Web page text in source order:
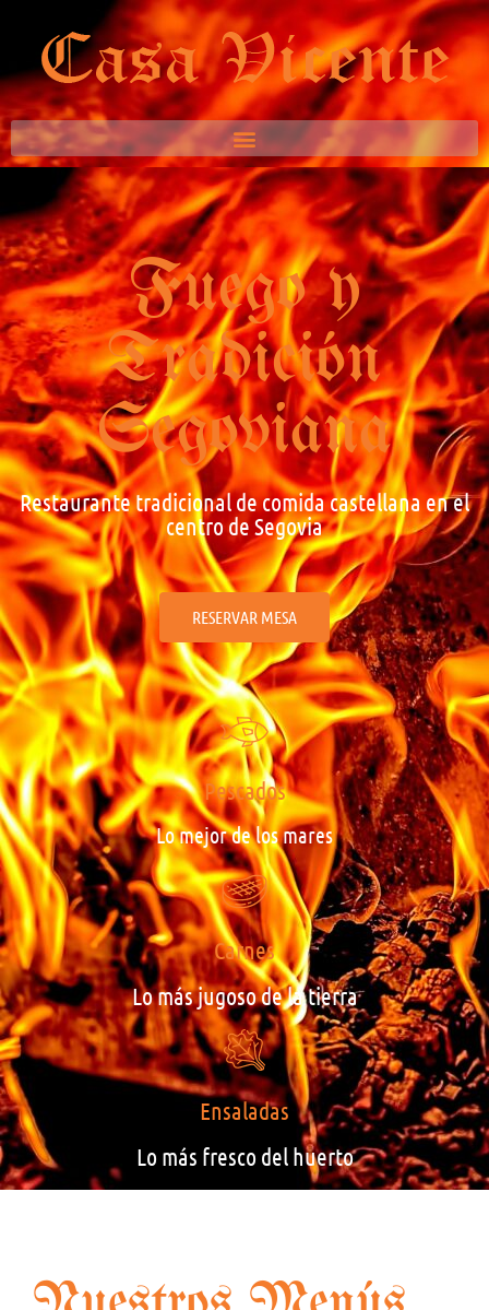
Fuego y
Tradición
Segoviana
Restaurante tradicional de comida castellana en el
centro de Segovia
RESERVAR MESA
Pescados
Lo mejor de los mares
Carnes
Lo más jugoso de la tierra
Ensaladas
Lo más fresco del huerto